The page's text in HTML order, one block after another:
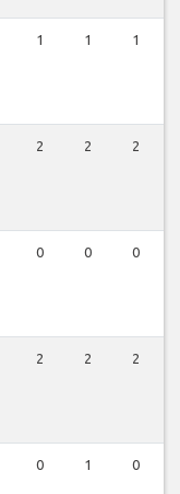
1 1 1
2 2 2
0 0 0
2 2 2
0 1 0